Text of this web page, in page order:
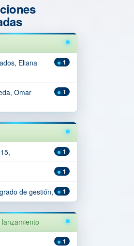
1
Eliana
1
Omar
1
1
1
de gestión,
1